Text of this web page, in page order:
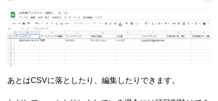
あとはCSVに落としたり、編集したりできます。